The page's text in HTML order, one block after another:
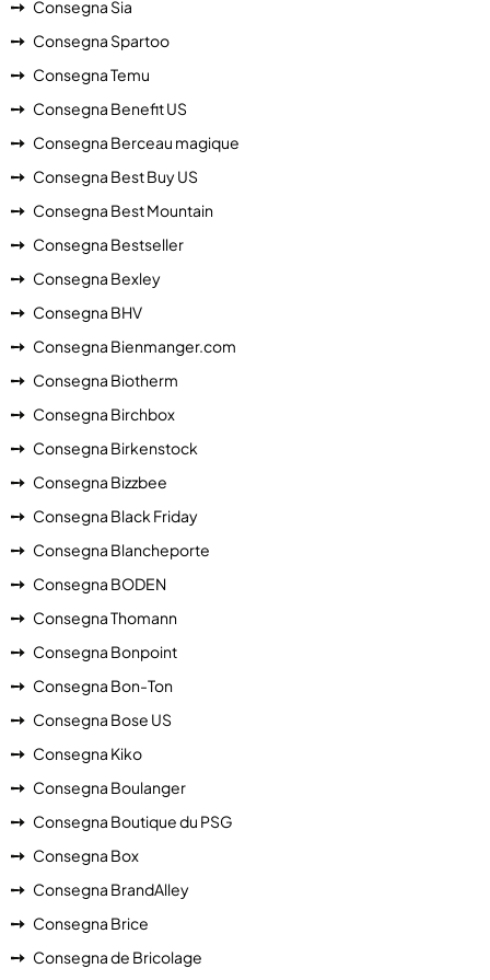
Consegna Sia
Consegna Spartoo
Consegna Temu
Consegna Benefit US
Consegna Berceau magique
Consegna Best Buy US
Consegna Best Mountain
Consegna Bestseller
Consegna Bexley
Consegna BHV
Consegna Bienmanger.com
Consegna Biotherm
Consegna Birchbox
Consegna Birkenstock
Consegna Bizzbee
Consegna Black Friday
Consegna Blancheporte
Consegna BODEN
Consegna Thomann
Consegna Bonpoint
Consegna Bon-Ton
Consegna Bose US
Consegna Kiko
Consegna Boulanger
Consegna Boutique du PSG
Consegna Box
Consegna BrandAlley
Consegna Brice
Consegna de Bricolage